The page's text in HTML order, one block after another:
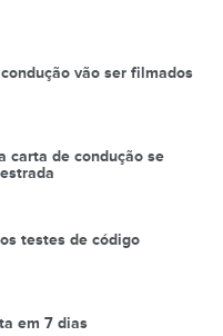
vão ser filmados
carta de condução se
testes de código
em 7 dias